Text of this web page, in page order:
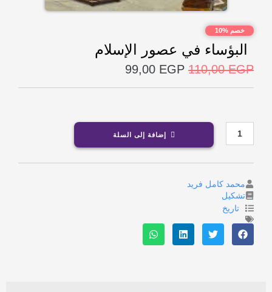
خصم %10
البؤساء في عصور الإسلام
110,00EGP
99,00 EGP
إضافة إلى السلة
محمد كامل فريد
تشكيل
تاريخ